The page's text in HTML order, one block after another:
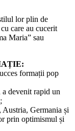
lor plin de
care au cucerit
Maria” sau
formații pop
a devenit rapid un
Germania și
prin optimismul și